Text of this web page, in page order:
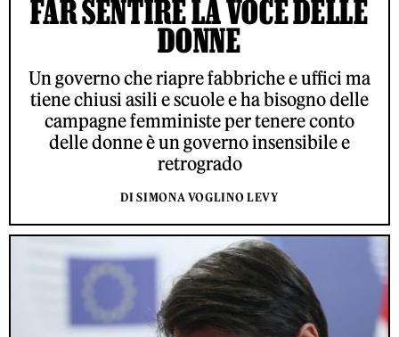
FAR SENTIRE LA VOCE DELLE
DONNE
Un governo che riapre fabbriche e uffici ma
tiene chiusi asili e scuole e ha bisogno delle
campagne femministe per tenere conto
delle donne è un governo insensibile e
retrogrado
DI SIMONA VOGLINO LEVY